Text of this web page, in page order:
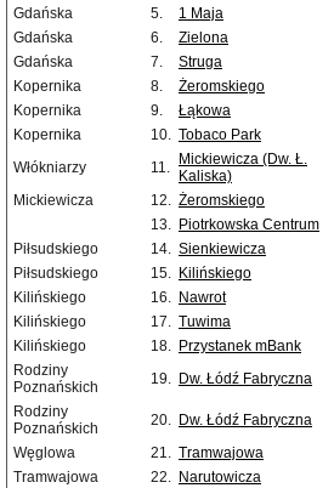
Gdańska
5. 1 Maja
Gdańska
6. Zielona
Gdańska
7. Struga
Kopernika
8. Żeromskiego
Kopernika
9. Łąkowa
Kopernika
10. Tobaco Park
Włókniarzy
11.
Mickiewicza (Dw. Ł.
Kaliska)
Mickiewicza 12. Żeromskiego
13. Piotrkowska Centrum
Piłsudskiego
14. Sienkiewicza
Piłsudskiego
15. Kilińskiego
Kilińskiego
16. Nawrot
Kilińskiego
17. Tuwima
Kilińskiego
18. Przystanek mBank
Rodziny
Poznańskich
19. Dw. Łódź Fabryczna
Rodziny
Poznańskich
20. Dw. Łódź Fabryczna
Węglowa 21. Tramwajowa
Tramwajowa
22. Narutowicza